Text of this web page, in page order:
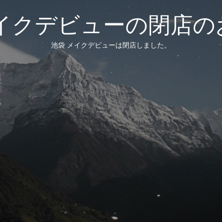
クデビューの閉店
池袋 メイクデビューは閉店しました。